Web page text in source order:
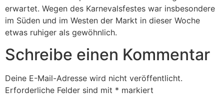
erwartet. Wegen des Karne­vals­festes war insbe­son­dere
im Süden und im Westen der Markt in dieser Woche
etwas ruhiger als gewöhn­lich.
Schreibe einen Kommentar
Deine E-Mail-Adresse wird nicht veröffentlicht.
Erforderliche Felder sind mit * markiert